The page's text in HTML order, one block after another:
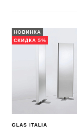
НОВИНКА
СКИДКА 5%
GLAS ITALIA